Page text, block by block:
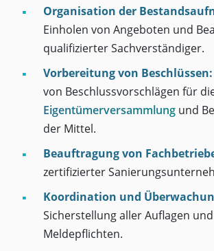
Organisation der
Einholen von Angeboten und
qualifizierter Sachverständiger.
Vorbereitung von Beschlüssen:
von Beschlussvorschlägen für
Eigentümerversammlung und
der Mittel.
Beauftragung von
zertifizierter
Koordination und
Sicherstellung aller Auflagen und
Meldepflichten.